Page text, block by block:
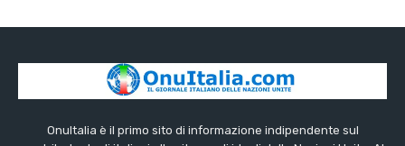
OnuItalia è il primo sito di informazione indipendente sul